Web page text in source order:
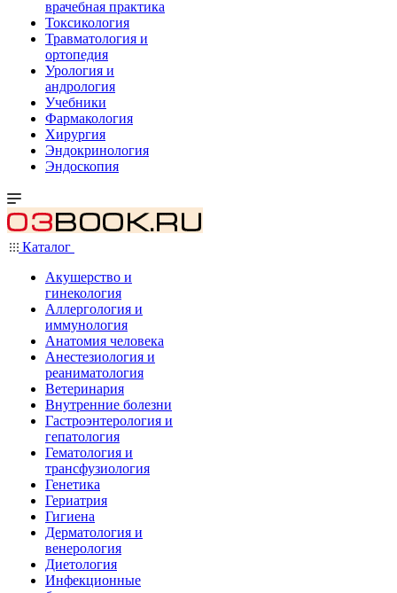
врачебная практика
Токсикология
Травматология и
ортопедия
Урология и
андрология
Учебники
Фармакология
Хирургия
Эндокринология
Эндоскопия
Каталог
Акушерство и
гинекология
Аллергология и
иммунология
Анатомия человека
Анестезиология и
реаниматология
Ветеринария
Внутренние болезни
Гастроэнтерология и
гепатология
Гематология и
трансфузиология
Генетика
Гериатрия
Гигиена
Дерматология и
венерология
Диетология
Инфекционные